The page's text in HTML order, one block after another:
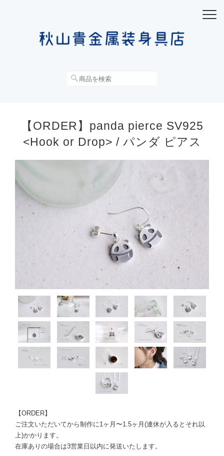
【ORDER】panda pierce SV925
<Hook or Drop> / パンダ ピアス
【ORDER】
ご注文いただいてから制作に1ヶ月〜1.5ヶ月(連休が入るとそれ以
上)かかります。
在庫ありの場合は3営業日以内に発送いたします。